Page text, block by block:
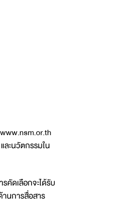
ละนวัตกรรมใน
ดเลือกจะได้รับ
นการสื่อสาร